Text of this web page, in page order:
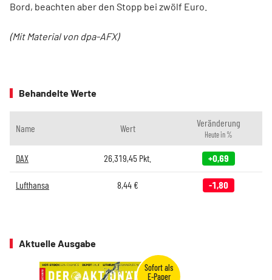
Bord, beachten aber den Stopp bei zwölf Euro.
(Mit Material von dpa-AFX)
Behandelte Werte
Name Wert Veränderung
Heute in %
DAX 26.319,45 Pkt. +0,69
Lufthansa 8,44€ -1,80
Aktuelle Ausgabe